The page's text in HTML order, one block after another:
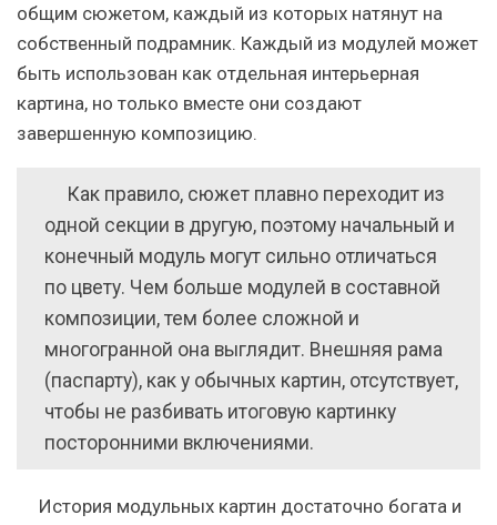
общим сюжетом, каждый из которых натянут на
собственный подрамник. Каждый из модулей может
быть использован как отдельная интерьерная
картина, но только вместе они создают
завершенную композицию.
Как правило, сюжет плавно переходит из
одной секции в другую, поэтому начальный и
конечный модуль могут сильно отличаться
по цвету. Чем больше модулей в составной
композиции, тем более сложной и
многогранной она выглядит. Внешняя рама
(паспарту), как у обычных картин, отсутствует,
чтобы не разбивать итоговую картинку
посторонними включениями.
История модульных картин достаточно богата и